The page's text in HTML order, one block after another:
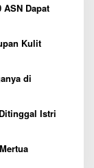
Dapat
Kulit
di
Istri